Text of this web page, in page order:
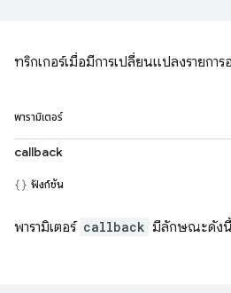
ทริกเกอร์เมื่อมีการเปลี่ยนแปลงรายการ
พารามิเตอร์
callback
ฟังก์ชัน
พารามิเตอร์ callback มีลักษณะดังนี้